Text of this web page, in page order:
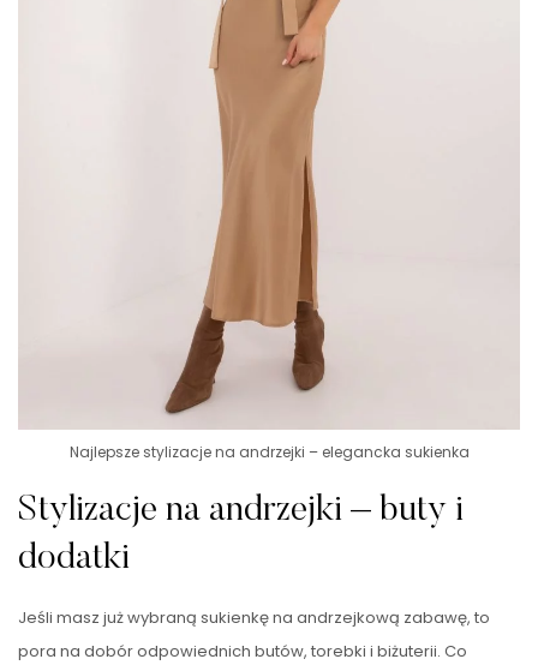
Najlepsze stylizacje na andrzejki – elegancka sukienka
Stylizacje na andrzejki – buty i
dodatki
Jeśli masz już wybraną sukienkę na andrzejkową zabawę, to
pora na dobór odpowiednich butów, torebki i biżuterii. Co